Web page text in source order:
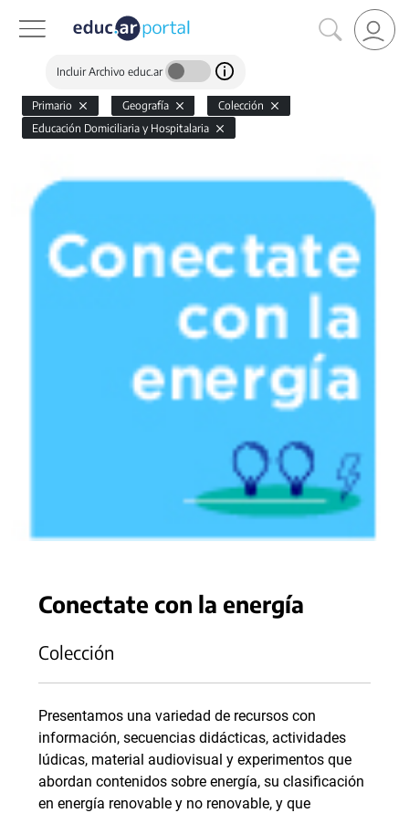
Incluir Archivo educ.ar
Primario Geografía
Colección
Educación Domiciliaria y Hospitalaria
Conectate con la energía
Colección
Presentamos una variedad de recursos con
información, secuencias didácticas, actividades
lúdicas, material audiovisual y experimentos que
abordan contenidos sobre energía, su clasificación
en energía renovable y no renovable, y que